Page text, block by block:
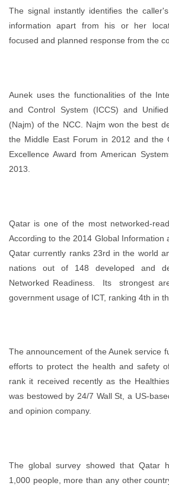
The signal instantly identifies the
information apart from his or her
focused and planned response from the
Aunek uses the functionalities of the
and Control System (ICCS) and
(Najm) of the NCC. Najm won the best
the Middle East Forum in 2012 and the
Excellence Award from American
2013.
Qatar is one of the most networked-
According to the 2014 Global Information
Qatar currently ranks 23rd in the world
nations out of 148 developed and
Networked Readiness. Its strongest
government usage of ICT, ranking 4th in
The announcement of the Aunek service
efforts to protect the health and safety
rank it received recently as the
was bestowed by 24/7 Wall St, a US-
and opinion company.
The global survey showed that Qatar
1,000 people, more than any other